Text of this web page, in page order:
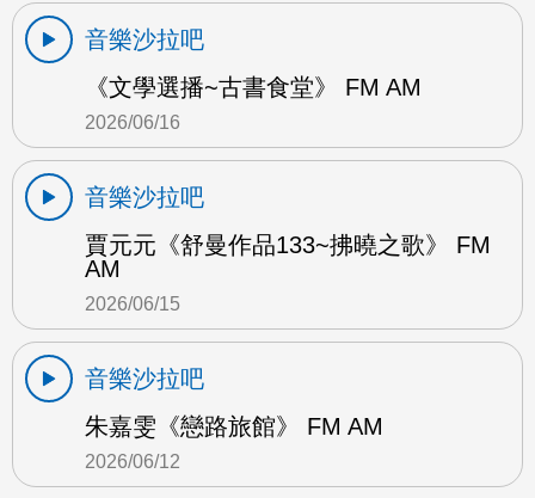
音樂沙拉吧
《文學選播~古書食堂》 FM AM
2026/06/16
音樂沙拉吧
賈元元《舒曼作品133~拂曉之歌》 FM
AM
2026/06/15
音樂沙拉吧
朱嘉雯《戀路旅館》 FM AM
2026/06/12